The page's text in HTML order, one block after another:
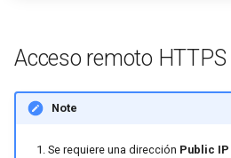
Acceso remoto HTTPS
Note
Se requiere una dirección Public IP